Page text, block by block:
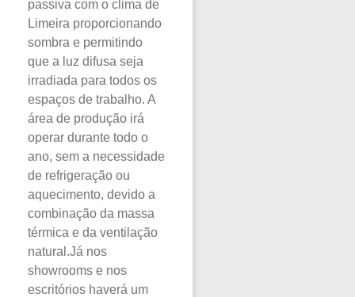
passiva com o clima de
Limeira proporcionando
sombra e permitindo
que a luz difusa seja
irradiada para todos os
espaços de trabalho. A
área de produção irá
operar durante todo o
ano, sem a necessidade
de refrigeração ou
aquecimento, devido a
combinação da massa
térmica e da ventilação
natural.Já nos
showrooms e nos
escritórios haverá um